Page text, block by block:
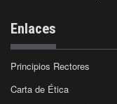
Enlaces
Principios Rectores
Carta de Ética